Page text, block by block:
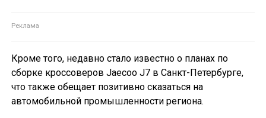
Кроме того, недавно стало известно о планах по
сборке кроссоверов Jaecoo J7 в Санкт-Петербурге,
что также обещает позитивно сказаться на
автомобильной промышленности региона.